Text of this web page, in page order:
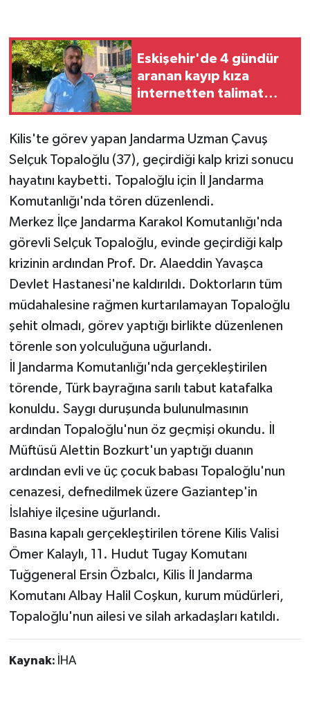
Eskişehir'de 4 gündür
aranan kayıp kıza
internetten talimat
Kilis'te görev yapan Jandarma Uzman Çavuş
Selçuk Topaloğlu (37), geçirdiği kalp krizi sonucu
hayatını kaybetti. Topaloğlu için İl Jandarma
Komutanlığı'nda tören düzenlendi.
Merkez İlçe Jandarma Karakol Komutanlığı'nda
görevli Selçuk Topaloğlu, evinde geçirdiği kalp
krizinin ardından Prof. Dr. Alaeddin Yavaşca
Devlet Hastanesi'ne kaldırıldı. Doktorların tüm
müdahalesine rağmen kurtarılamayan Topaloğlu
şehit olmadı, görev yaptığı birlikte düzenlenen
törenle son yolculuğuna uğurlandı.
İl Jandarma Komutanlığı'nda gerçekleştirilen
törende, Türk bayrağına sarılı tabut katafalka
konuldu. Saygı duruşunda bulunulmasının
ardından Topaloğlu'nun öz geçmişi okundu. İl
Müftüsü Alettin Bozkurt'un yaptığı duanın
ardından evli ve üç çocuk babası Topaloğlu'nun
cenazesi, defnedilmek üzere Gaziantep'in
İslahiye ilçesine uğurlandı.
Basına kapalı gerçekleştirilen törene Kilis Valisi
Ömer Kalaylı, 11. Hudut Tugay Komutanı
Tuğgeneral Ersin Özbalcı, Kilis İl Jandarma
Komutanı Albay Halil Coşkun, kurum müdürleri,
Topaloğlu'nun ailesi ve silah arkadaşları katıldı.
Kaynak: İHA